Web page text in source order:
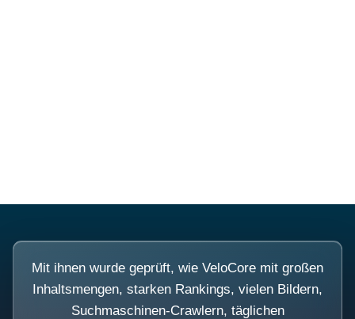
Mit ihnen wurde geprüft, wie VeloCore mit großen
Inhaltsmengen, starken Rankings, vielen Bildern,
Suchmaschinen-Crawlern, täglichen